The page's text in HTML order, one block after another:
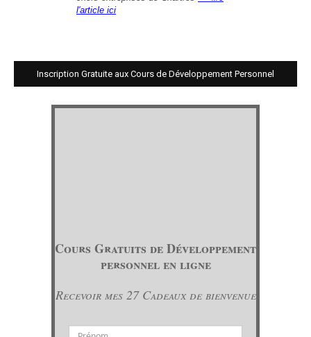
l'article ici
Inscription Gratuite aux Cours de Développement Personnel
Cours Gratuits de Développement
personnel en ligne
Recevoir mes 27 Cadeaux de bienvenue